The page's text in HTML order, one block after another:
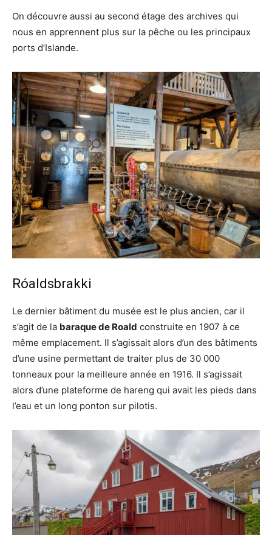
On découvre aussi au second étage des archives qui
nous en apprennent plus sur la pêche ou les principaux
ports d’Islande.
Róaldsbrakki
Le dernier bâtiment du musée est le plus ancien, car il
s’agit de la baraque de Roald construite en 1907 à ce
même emplacement. Il s’agissait alors d’un des bâtiments
d’une usine permettant de traiter plus de 30 000
tonneaux pour la meilleure année en 1916. Il s’agissait
alors d’une plateforme de hareng qui avait les pieds dans
l’eau et un long ponton sur pilotis.